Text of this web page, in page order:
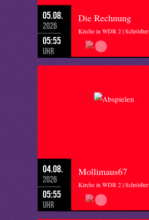
05.08.
2026
05:55
Uhr
Die Rechnung
Kirche in WDR 2 | Schrödter
04.08.
2026
05:55
Uhr
Mollimaus67
Kirche in WDR 2 | Schrödter